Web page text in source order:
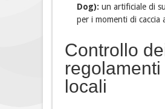
Dog): un artificiale di
per i momenti di caccia
Controllo
regolamenti
locali